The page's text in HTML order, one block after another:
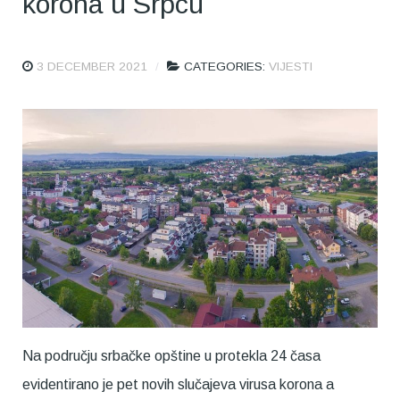
3 DECEMBER 2021 CATEGORIES: VIJESTI
Na području srbačke opštine u protekla 24 časa
evidentirano je pet novih slučajeva virusa korona a